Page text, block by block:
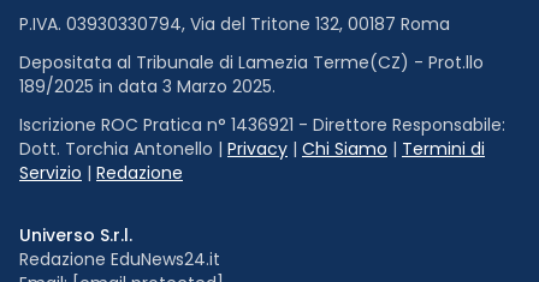
P.IVA. 03930330794, Via del Tritone 132, 00187 Roma
Depositata al Tribunale di Lamezia Terme(CZ) - Prot.llo
189/2025 in data 3 Marzo 2025.
Iscrizione ROC Pratica n° 1436921 - Direttore Responsabile:
Dott. Torchia Antonello | Privacy | Chi Siamo | Termini di
Servizio | Redazione
Universo S.r.l.
Redazione EduNews24.it